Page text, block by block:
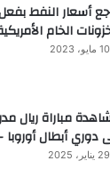
أسعار النفط
الخام
10 مايو، 2023
مباراة ريال
دوري أبطال أوروبا
29 يناير، 2025